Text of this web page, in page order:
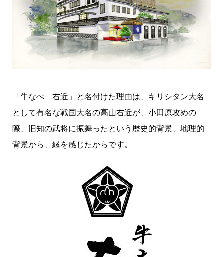
「牛なべ 右近」と名付けた理由は、キリシタン大名
として有名な戦国大名の高山右近が、小田原攻めの
際、旧知の武将に振舞ったという歴史的背景、地理的
背景から、縁を感じたからです。